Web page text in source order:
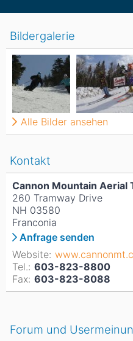
Kontakt
Cannon Mountain Aerial
260 Tramway Drive
NH 03580
Franconia
Anfrage senden
Website:
Tel.: 603-823-8800
Fax: 603-823-8088
Bildergalerie
Alle Bilder ansehen
Forum und